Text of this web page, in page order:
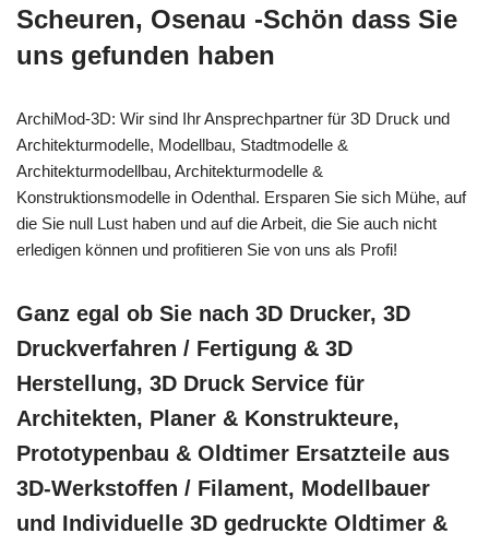
Scheuren, Osenau -Schön dass Sie
uns gefunden haben
ArchiMod-3D: Wir sind Ihr Ansprechpartner für 3D Druck und
Architekturmodelle, Modellbau, Stadtmodelle &
Architekturmodellbau, Architekturmodelle &
Konstruktionsmodelle in Odenthal. Ersparen Sie sich Mühe, auf
die Sie null Lust haben und auf die Arbeit, die Sie auch nicht
erledigen können und profitieren Sie von uns als Profi!
Ganz egal ob Sie nach 3D Drucker, 3D
Druckverfahren / Fertigung & 3D
Herstellung, 3D Druck Service für
Architekten, Planer & Konstrukteure,
Prototypenbau & Oldtimer Ersatzteile aus
3D-Werkstoffen / Filament, Modellbauer
und Individuelle 3D gedruckte Oldtimer &